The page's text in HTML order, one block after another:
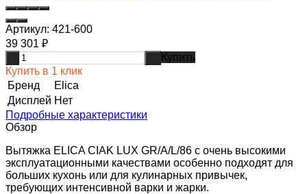
Артикул: 421-600
39 301 ₽
Купить
Купить в 1 клик
Бренд
Elica
Дисплей Нет
Подробные характеристики
Обзор
Вытяжка ELICA CIAK LUX GR/A/L/86 с очень высокими
эксплуатационными качествами особенно подходят для
больших кухонь или для кулинарных привычек,
требующих интенсивной варки и жарки.